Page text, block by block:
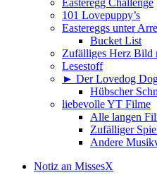
Easteregg Challenge
101 Lovepuppy’s
Eastereggs unter
Bucket List
Zufälliges Herz Bild
Lesestoff
► Der Lovedog
Hübscher
liebevolle YT Filme
Alle langen
Zufälliger
Andere
Notiz an MissesX